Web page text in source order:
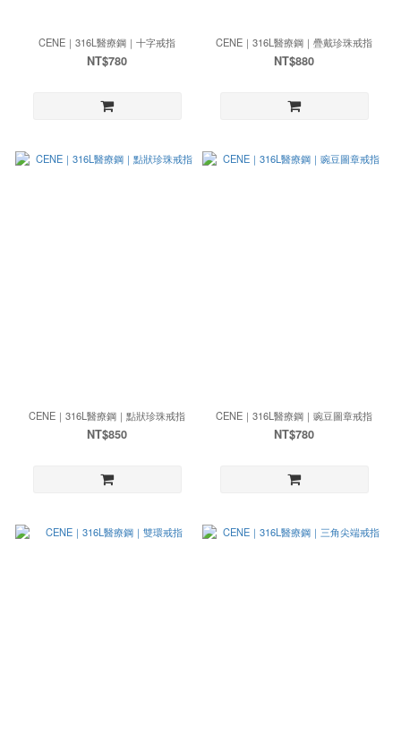
CENE｜316L醫療鋼｜十字戒指
NT$780
CENE｜316L醫療鋼｜疊戴珍珠戒指
NT$880
CENE｜316L醫療鋼｜點狀珍珠戒指
NT$850
CENE｜316L醫療鋼｜豌豆圖章戒指
NT$780